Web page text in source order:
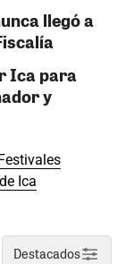
llegó a
Ica para
y
Ica
Destacados